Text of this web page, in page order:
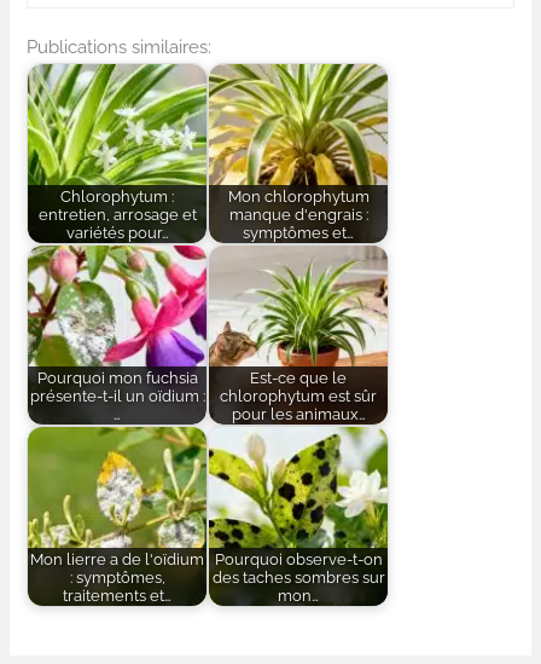
Publications similaires:
Chlorophytum :
entretien, arrosage et
variétés pour…
Mon chlorophytum
manque d'engrais :
symptômes et…
Pourquoi mon fuchsia
présente-t-il un oïdium :
…
Est-ce que le
chlorophytum est sûr
pour les animaux…
Mon lierre a de l'oïdium
: symptômes,
traitements et…
Pourquoi observe-t-on
des taches sombres sur
mon…